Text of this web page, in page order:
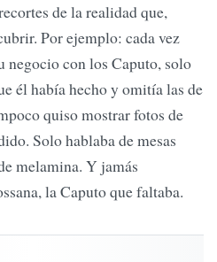
de la realidad que,
Por ejemplo: cada vez
ne­gocio con los Caputo, solo
él había hecho y omitía las de
quiso mostrar fotos de
Solo hablaba de mesas
melamina. Y jamás
la Caputo que faltaba.